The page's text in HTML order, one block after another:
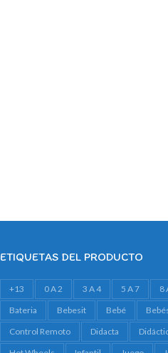
ETIQUETAS DEL PRODUCTO
+13 0 A 2 3 A 4 5 A 7 8
Bateria
Bebesit Bebé
Control Remoto
Didacta